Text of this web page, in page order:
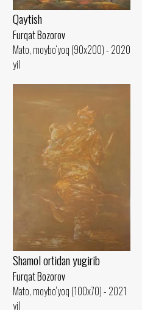
Qaytish
Furqat Bozorov
Mato, moybo‘yoq (90x200) - 2020
yil
Shamol ortidan yugirib
Furqat Bozorov
Mato, moybo‘yoq (100x70) - 2021
yil